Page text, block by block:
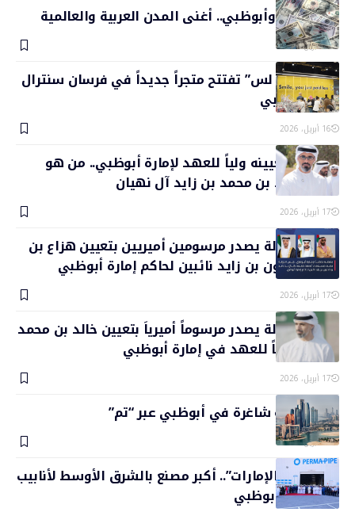
بينها دبي وأبوظبي.. أغنى المدن العربية والعالمية
16 أبريل، 2026
“براندز فور لس” تفتتح متجراً جديداً في فرسان سنترال
مول بأبوظبي
16 أبريل، 2026
بمناسبة تعيينه ولياً للعهد لإمارة أبوظبي.. من هو
الشيخ خالد بن محمد بن زايد آل نهيان
17 أبريل، 2026
رئيس الدولة يصدر مرسومين أميريين بتعيين هزاع بن
زايد وطحنون بن زايد نائبين لحاكم إمارة أبوظبي
17 أبريل، 2026
رئيس الدولة يصدر مرسوماً أميرياَ بتعيين خالد بن محمد
بن زايد ولياً للعهد في إمارة أبوظبي
17 أبريل، 2026
382 وظيفة شاغرة في أبوظبي عبر “تم”
17 أبريل، 2026
“اصنع في الإمارات”.. أكبر مصنع بالشرق الأوسط لأنابيب
العزل في أبوظبي